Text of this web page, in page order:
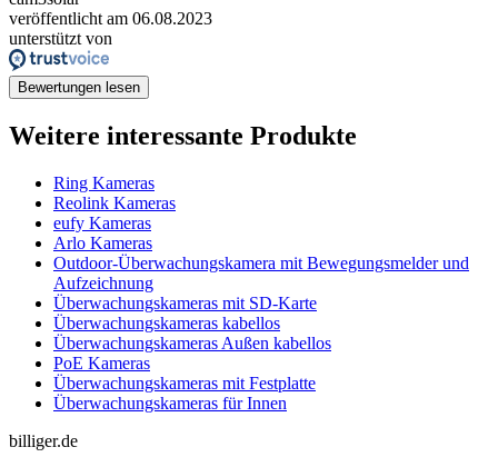
veröffentlicht am 06.08.2023
unterstützt von
Bewertungen lesen
Weitere interessante Produkte
Ring Kameras
Reolink Kameras
eufy Kameras
Arlo Kameras
Outdoor-Überwachungskamera mit Bewegungsmelder und
Aufzeichnung
Überwachungskameras mit SD-Karte
Überwachungskameras kabellos
Überwachungskameras Außen kabellos
PoE Kameras
Überwachungskameras mit Festplatte
Überwachungskameras für Innen
billiger.de